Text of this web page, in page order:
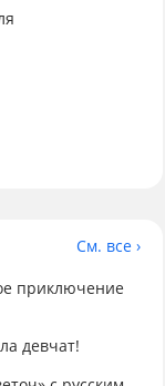
См. все ›
приключение
девчат!